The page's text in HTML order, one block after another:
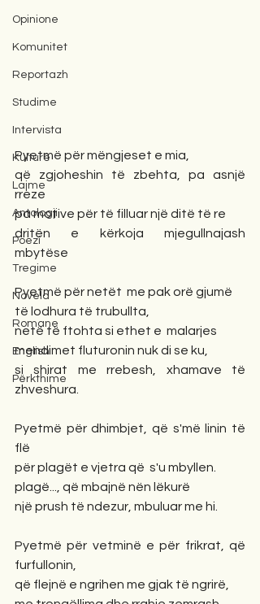
Opinione
Komunitet
Reportazh
Studime
Intervista
Kulturë
Lajme
Antologji
Poezi
Tregime
Novela
Romane
English
Përkthime
Pyetmë për mëngjeset e mia,
që zgjoheshin të zbehta, pa asnjë
rreze
pa motive për të filluar një ditë të re
dritën e kërkoja mjegullnajash
mbytëse
Pyetmë për netët  me pak orë gjumë
të lodhura të trubullta,
netë të ftohta si ethet e  malarjes
mendimet fluturonin nuk di se ku,
si shirat me rrebesh, xhamave të
zhveshura.
Pyetmë për dhimbjet, që s'më linin të
flë
për plagët e vjetra që  s'u mbyllen.
plagë..., që mbajnë nën lëkurë
një prush të ndezur, mbuluar me hi.
Pyetmë për vetminë e për frikrat, që
furfullonin,
që flejnë e ngrihen me gjak të ngrirë,